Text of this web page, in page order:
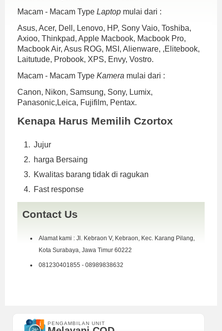
Macam - Macam Type Laptop mulai dari :
Asus, Acer, Dell, Lenovo, HP, Sony Vaio, Toshiba,
Axioo, Thinkpad, Apple Macbook, Macbook Pro,
Macbook Air, Asus ROG, MSI, Alienware, ,Elitebook,
Laitutude, Probook, XPS, Envy, Vostro.
Macam - Macam Type Kamera mulai dari :
Canon, Nikon, Samsung, Sony, Lumix,
Panasonic,Leica, Fujifilm, Pentax.
Kenapa Harus Memilih Czortox
Jujur
harga Bersaing
Kwalitas barang tidak di ragukan
Fast response
Contact Us
Alamat kami : Jl. Kebraon V, Kebraon, Kec. Karang Pilang,
Kota Surabaya, Jawa Timur 60222
081230401855 - 08989838632
PENGAMBILAN UNIT